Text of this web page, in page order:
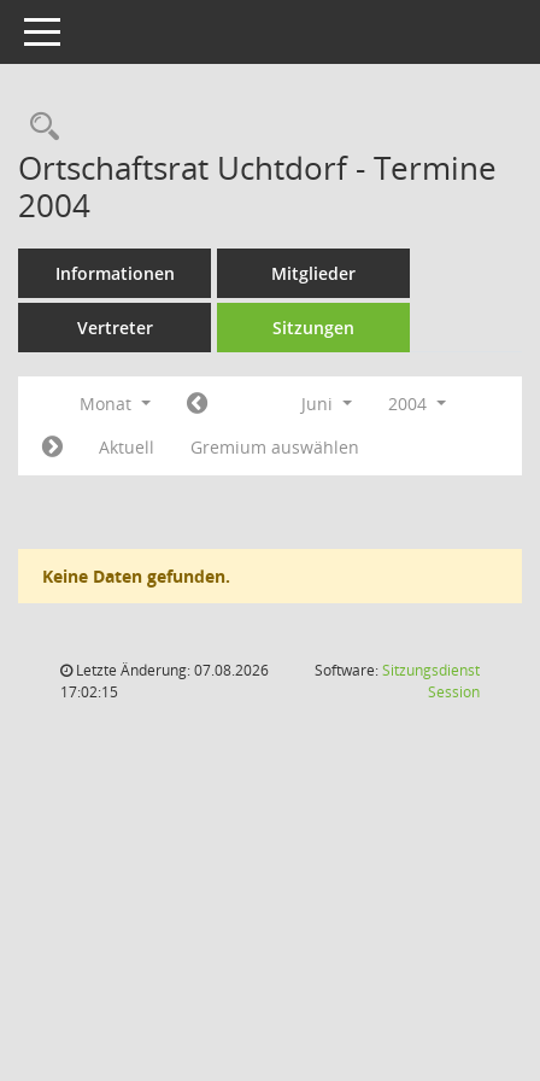
Toggle navigation
Rechercheauswahl
Ortschaftsrat Uchtdorf - Termine
2004
Informationen Mitglieder
Vertreter Sitzungen
Monat Juni
2004
Aktuell
Gremium auswählen
Keine Daten gefunden.
Letzte Änderung: 07.08.2026
17:02:15
Software:Sitzungsdienst
Session(Wird in